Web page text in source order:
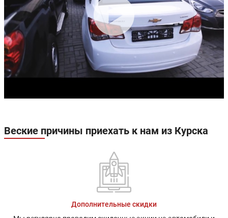
Веские причины приехать к нам из Курска
Дополнительные скидки